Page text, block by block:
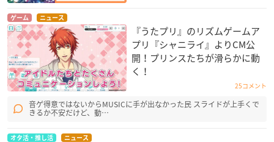
ゲーム ニュース
『うたプリ』のリズムゲームア
プリ『シャニライ』よりCM公
開！プリンスたちが滑らかに動
く！
25コメント
音ゲ得意ではないからMUSICに手が出なかった民 スライドが上手くで
きるか不安だけど、動…
オタ活・推し活 ニュース